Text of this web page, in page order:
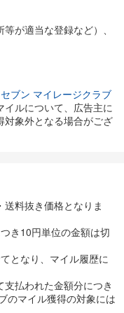
が適当な登録など）、
ブン マイレージクラブ
イルについて、広告主に
対象外となる場合がござ
料抜き価格となりま
き10円単位の金額は切
となり、マイル履歴に
払われた金額分につき
のマイル獲得の対象には